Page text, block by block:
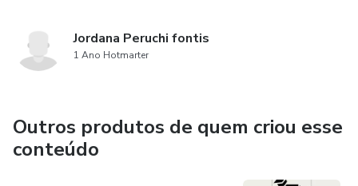
Jordana Peruchi fontis
1 Ano Hotmarter
Outros produtos de quem criou esse
conteúdo